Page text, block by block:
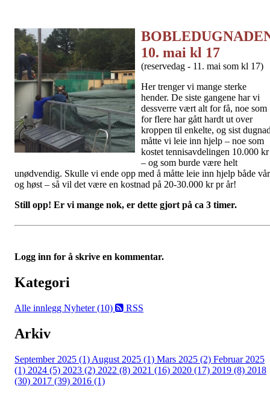
10. mai kl 17
(reservedag - 11. mai som kl 17)
Her trenger vi mange sterke
hender. De siste gangene har vi
dessverre vært alt for få, noe som
for flere har gått hardt ut over
kroppen til enkelte, og sist
måtte vi leie inn hjelp – noe som
kostet tennisavdelingen 10.000 kr
– og som burde være helt
unødvendig. Skulle vi ende opp med å måtte leie inn hjelp både vår
og høst – så vil det være en kostnad på 20-30.000 kr pr år!
Still opp! Er vi mange nok, er dette gjort på ca 3 timer.
Logg inn for å skrive en kommentar.
Kategori
Alle innlegg Nyheter (10) RSS
Arkiv
September 2025 (1) August 2025 (1) Mars 2025 (2) Februar 2025
(1) 2024 (5) 2023 (2) 2022 (8) 2021 (16) 2020 (17) 2019 (8) 2018
(30) 2017 (39) 2016 (1)